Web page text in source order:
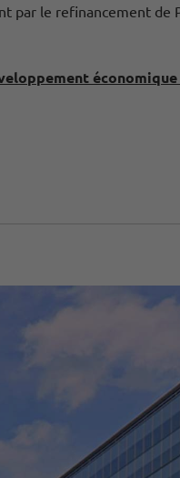
par le refinancement de